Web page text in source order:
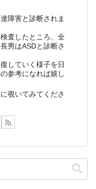
障害と診断されま
査したところ、全
男はASDと診断さ
していく様子を日
参考になれば嬉し
覗いてみてくださ